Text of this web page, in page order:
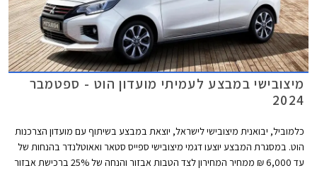
מיצובישי במבצע לעמיתי מועדון הוט - ספטמבר
2024
כלמוביל, יבואנית מיצובישי לישראל, יוצאת במבצע בשיתוף עם מועדון הצרכנות
הוט. במסגרת המבצע יוצעו דגמי מיצובישי ספייס סטאר ואאוטלנדר בהנחות של
עד 6,000 ₪ ממחיר המחירון לצד הטבות אבזור והנחה של 25% ברכישת אבזור